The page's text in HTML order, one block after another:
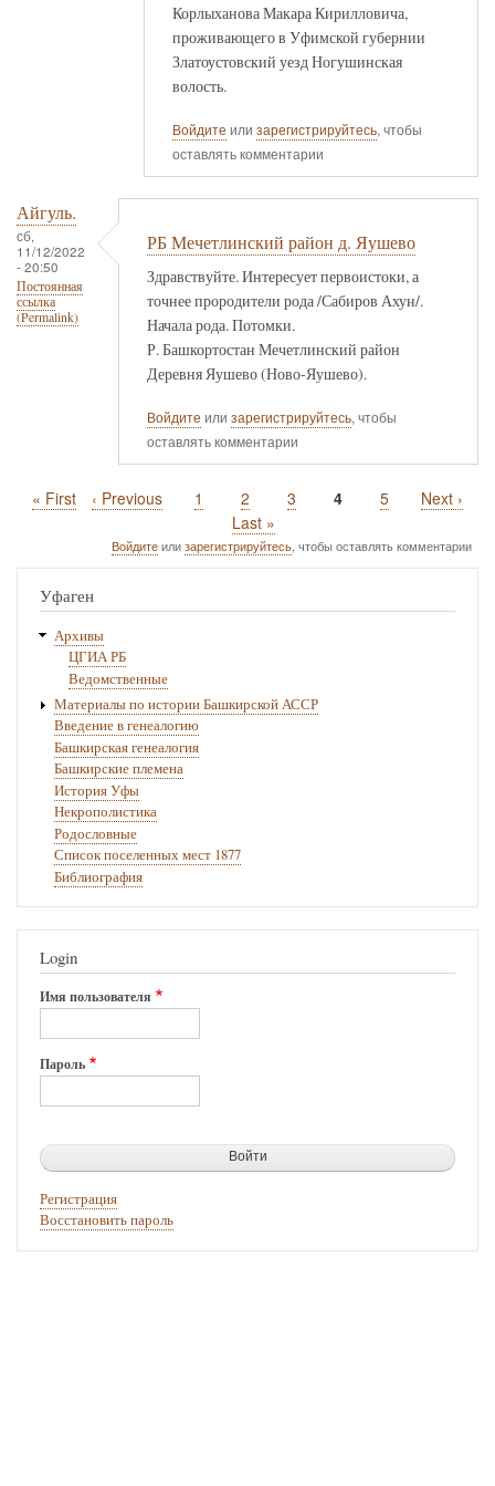
Корлыханова Макара Кирилловича,
проживающего в Уфимской губернии
Златоустовский уезд Ногушинская
волость.
Войдите или зарегистрируйтесь, чтобы
оставлять комментарии
Айгуль.
сб,
11/12/2022
- 20:50
Постоянная
ссылка
(Permalink)
РБ Мечетлинский район д. Яушево
Здравствуйте. Интересует первоистоки, а
точнее прородители рода /Сабиров Ахун/.
Начала рода. Потомки.
Р. Башкортостан Мечетлинский район
Деревня Яушево (Ново-Яушево).
Войдите или зарегистрируйтесь, чтобы
оставлять комментарии
Нумерация
Первая
« First
Предыдущая
‹ Previous Page
1 Page
2 Page
3
Текущая
4 Page
5
Next ›
Последняя
страница
Last »
Войдитеилизарегистрируйтесь, чтобы оставлять комментарии
Уфаген
Архивы
ЦГИА РБ
Ведомственные
Материалы по истории Башкирской АССР
Введение в генеалогию
Башкирская генеалогия
Башкирские племена
История Уфы
Некрополистика
Родословные
Список поселенных мест 1877
Библиография
Login
Имя пользователя
Пароль
Регистрация
Восстановить пароль